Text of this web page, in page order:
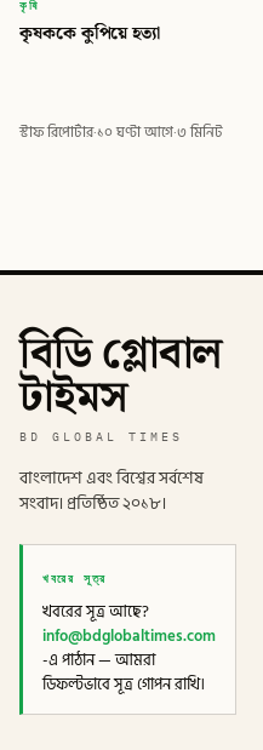
কৃষককে কুপিয়ে হত্যা
স্টাফ রিপোর্টার·১০ ঘণ্টা আগে·৩ মিনিট
বিডি গ্লোবাল
টাইমস
BD GLOBAL TIMES
বাংলাদেশ এবং বিশ্বের সর্বশেষ
সংবাদ। প্রতিষ্ঠিত ২০১৮।
খবরের সূত্র
খবরের সূত্র আছে?
info@bdglobaltimes.com
-এ পাঠান — আমরা
ডিফল্টভাবে সূত্র গোপন রাখি।